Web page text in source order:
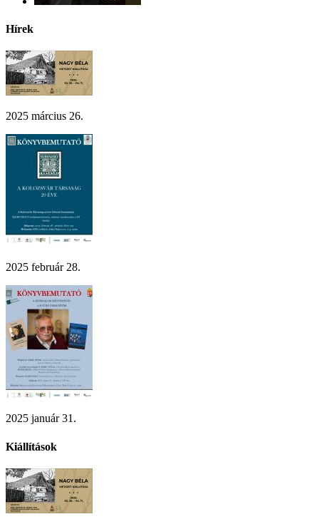
Hírek
2025 március 26.
2025 február 28.
2025 január 31.
Kiállítások